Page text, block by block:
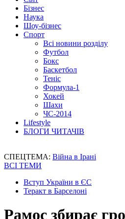
Бізнес
Наука
Шоу-бізнес
Спорт
Всі новини розділу
Футбол
Бокс
Баскетбол
Теніс
Формула-1
Хокей
Шахи
ЧС-2014
Lifestyle
БЛОГИ ЧИТАЧІВ
СПЕЦТЕМА: Війна в Ірані
ВСІ ТЕМИ
Вступ України в ЄС
Теракт в Барселоні
Рамос збирає